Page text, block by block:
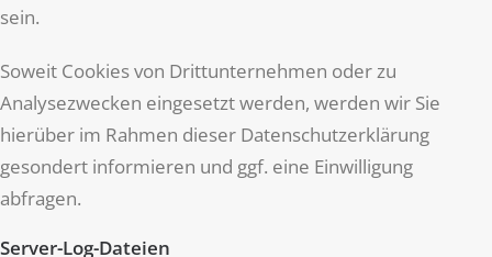
sein.
Soweit Cookies von Drittunternehmen oder zu
Analysezwecken eingesetzt werden, werden wir Sie
hierüber im Rahmen dieser Datenschutzerklärung
gesondert informieren und ggf. eine Einwilligung
abfragen.
Server-Log-Dateien